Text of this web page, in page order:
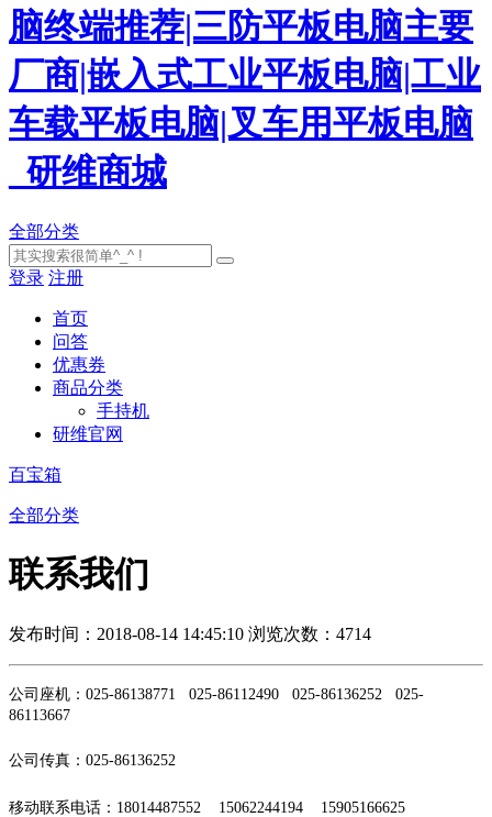
全部分类
登录 注册
首页
问答
优惠券
商品分类
手持机
研维官网
百宝箱
全部分类
联系我们
发布时间：2018-08-14 14:45:10 浏览次数：4714
公司座机： 025-86138771 025-86112490 025-86136252 025-
86113667
公司传真： 025-86136252
移动联系电话： 18014487552 15062244194 15905166625